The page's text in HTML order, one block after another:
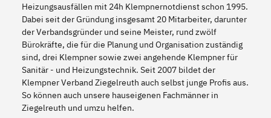
Heizungsausfällen mit 24h Klempnernotdienst schon 1995.
Dabei seit der Gründung insgesamt 20 Mitarbeiter, darunter
der Verbandsgründer und seine Meister, rund zwölf
Bürokräfte, die für die Planung und Organisation zuständig
sind, drei Klempner sowie zwei angehende Klempner für
Sanitär - und Heizungstechnik. Seit 2007 bildet der
Klempner Verband Ziegelreuth auch selbst junge Profis aus.
So können auch unsere hauseigenen Fachmänner in
Ziegelreuth und umzu helfen.